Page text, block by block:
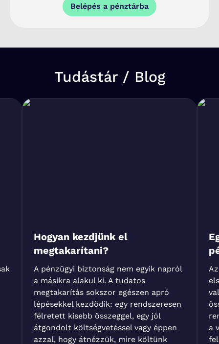
Belépés a pénztárba
Tudástár / Blog
Hogyan kezdjünk el
megtakarítani?
A pénzügyi biztonság nem egyik napról
a másikra alakul ki. A tudatos
megtakarítás sokszor egészen apró
lépésekkel kezdődik: egy rendszeresen
félretett kisebb összeggel, egy jól
átgondolt költségvetéssel vagy éppen
azzal, hogy átnézzük, mire költünk
a